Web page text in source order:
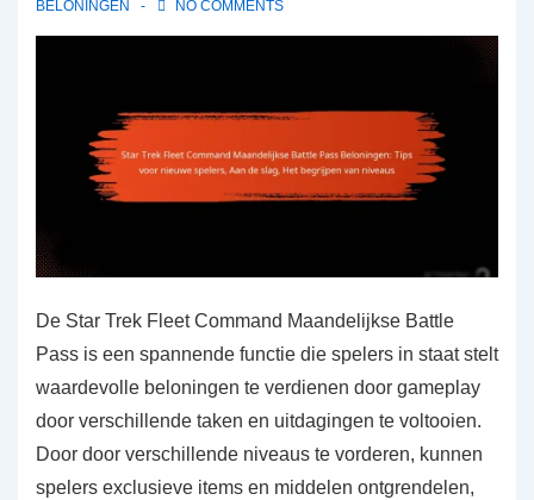
BELONINGEN
NO COMMENTS
De Star Trek Fleet Command Maandelijkse Battle
Pass is een spannende functie die spelers in staat stelt
waardevolle beloningen te verdienen door gameplay
door verschillende taken en uitdagingen te voltooien.
Door door verschillende niveaus te vorderen, kunnen
spelers exclusieve items en middelen ontgrendelen,